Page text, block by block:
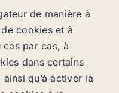
de manière à
cookies et à
cas par cas, à
dans certains
qu’à activer la